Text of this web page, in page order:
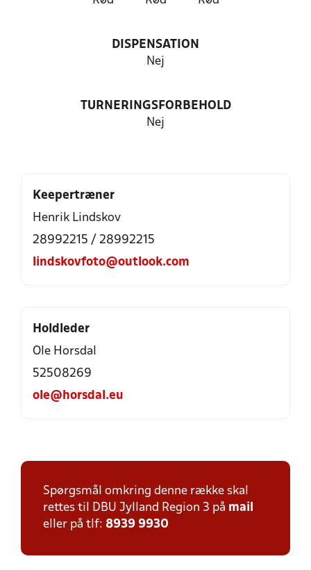
DISPENSATION
Nej
TURNERINGSFORBEHOLD
Nej
Keepertræner
Henrik Lindskov
28992215 / 28992215
lindskovfoto@outlook.com
Holdleder
Ole Horsdal
52508269
ole@horsdal.eu
Spørgsmål omkring denne række skal
rettes til DBU Jylland Region 3 på mail
eller på tlf: 8939 9930